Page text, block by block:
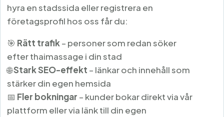
hyra en stadssida eller registrera en
företagsprofil hos oss får du:
🎯 Rätt trafik– personer som redan söker
efter thaimassage i din stad
🌐Stark SEO-effekt – länkar och innehåll som
stärker din egen hemsida
📅 Fler bokningar – kunder bokar direkt via vår
plattform eller via länk till din egen